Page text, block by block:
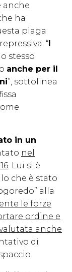
anche
ha
piaga
“
stesso
anche per il
”, sottolinea
in un
nel
. Lui si è
che è stato
alla
le forze
ordine e
anche
di